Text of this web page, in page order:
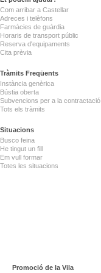
Com arribar a Castellar
Adreces i telèfons
Farmàcies de guàrdia
Horaris de transport públic
Reserva d'equipaments
Cita prèvia
Tràmits Freqüents
Instància genèrica
Bústia oberta
Subvencions per a la contractació
Tots els tràmits
Situacions
Busco feina
He tingut un fill
Em vull formar
Totes les situacions
Promoció de la Vila